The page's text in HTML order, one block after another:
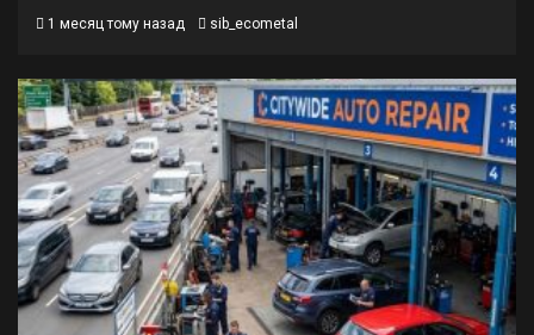
1 месяц тому назад sib_ecometal